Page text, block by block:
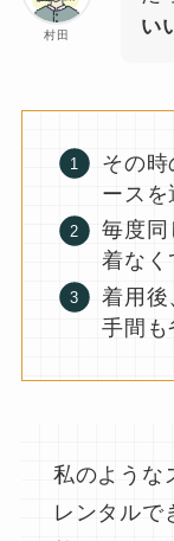
村田
い
その
ースを
毎度同
着なく
着用後
手間も
私のような
レンタルで